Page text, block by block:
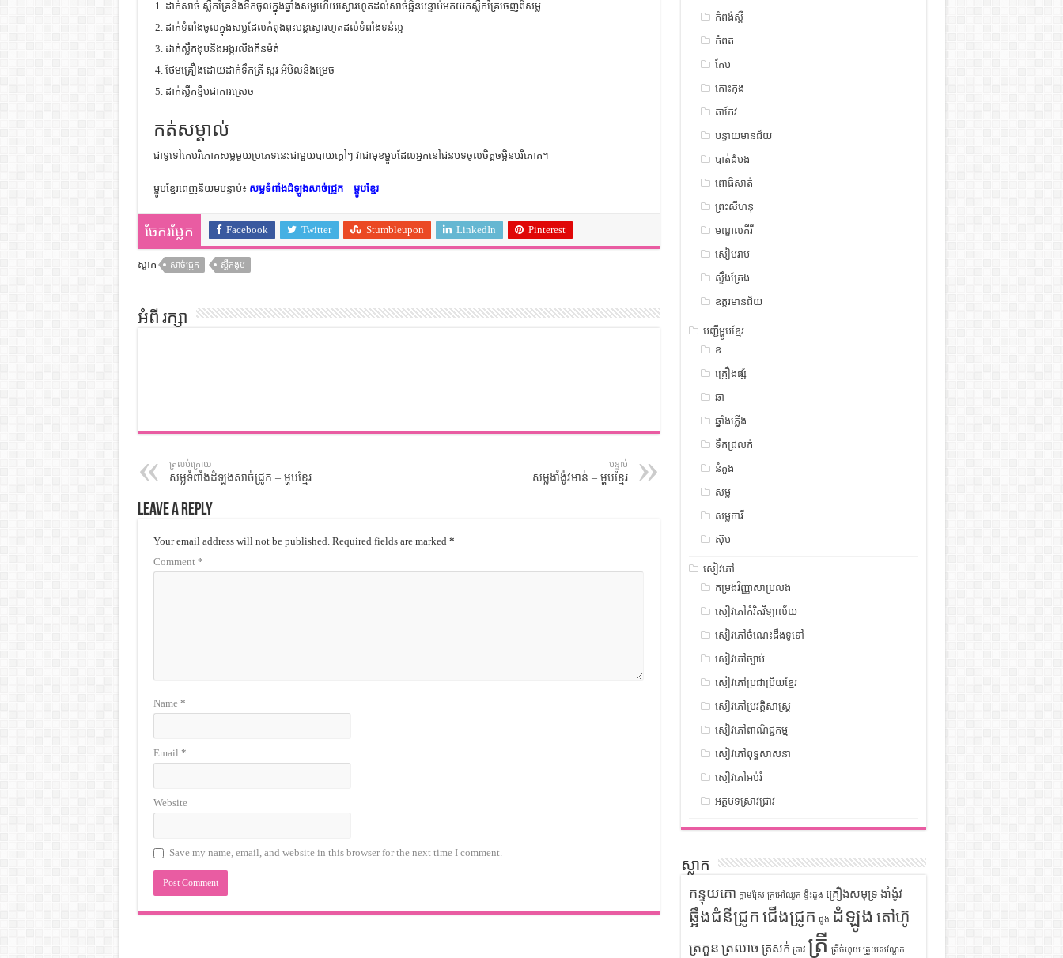
ដាក់សាច់ ស្លឹកគ្រៃនិងទឹកចូលក្នុងឆ្នាំងសម្លហើយស្ងោរហូតដល់សាច់ឆ្អិនបន្ទាប់មកយកស្លឹកគ្រៃចេញពីសម្ល
ដាក់ទំពាំងចូលក្នុងសម្លដែលកំពុងពុះបន្តស្ងោរហូតដល់ទំពាំងទន់ល្អ
ដាក់ស្លឹកងុបនិងអង្ករលីងកិនម៉ត់
ថែមគ្រឿងដោយដាក់ទឹកត្រី ស្ករ អំបិលនិងម្រេច
ដាក់ស្លឹកខ្ទឹមជាការស្រេច
កត់សម្គាល់
ជាទូទៅគេបរិភោគសម្លមួយប្រភេទនេះជាមួយបាយក្តៅៗ វាជាមុខម្ហូបដែលអ្នកនៅជនបទចូលចិត្តចម្អិនបរិភោគ។
ម្ហូបខ្មែរពេញនិយមបន្ទាប់៖ សម្លទំពាំងដំឡូងសាច់ជ្រូក – ម្ហូបខ្មែរ
ចែករម្លែក Facebook Twitter Stumbleupon LinkedIn Pinterest
ស្លាក សាច់ជ្រូក ស្លឹកងុប
អំពី រក្សា
ត្រលប់ក្រោយ
សម្លទំពាំងដំឡូងសាច់ជ្រូក – ម្ហូបខ្មែរ
បន្ទាប់
សម្លងាំង៉ូវមាន់ – ម្ហូបខ្មែរ
Leave a Reply
Your email address will not be published. Required fields are marked *
Comment *
Name *
Email *
Website
Save my name, email, and website in this browser for the next time I comment.
កំពង់ស្ពឺ
កំពត
កែប
កោះកុង
តាកែវ
បន្ទាយមានជ័យ
បាត់ដំបង
ពោធិសាត់
ព្រះសីហនុ
មណ្ឌលគីរី
សៀមរាប
ស្ទឹង​​ត្រែង
ឧត្ដរមានជ័យ
បញ្ជីម្ហូបខ្មែរ
ខ
គ្រឿងផ្សំ
ឆា
ឆ្នាំងភ្លើង
ទឹកជ្រលក់
នំគួង
សម្ល
សម្លការី
ស៊ុប
សៀវភៅ
កម្រងវិញ្ញាសាប្រលង
សៀវភៅកំរិតវិទ្យាល័យ
សៀវភៅចំណេះដឹងទូទៅ
សៀវភៅច្បាប់
សៀវភៅប្រជាប្រិយខ្មែរ
សៀវភៅប្រវត្តិសាស្រ្ត
សៀវភៅពាណិជ្ជកម្ម
សៀវភៅពុទ្ធសាសនា
សៀវភៅអប់រំ
អត្ថបទស្រាវជ្រាវ
ស្លាក
កន្ទុយគោ ក្តាមស្រែ ក្រអៅឈូក ខ្ទិះដូង គ្រឿងសមុទ្រ ងាំង៉ូវ
ឆ្អឹងជំនីជ្រូក ជើងជ្រូក ដូង ដំឡូង តៅហ៊ូ
ត្រកួន ត្រលាច ត្រសក់ ត្រាវ ត្រី ត្រីចំហុយ ត្រួយសណ្តែក